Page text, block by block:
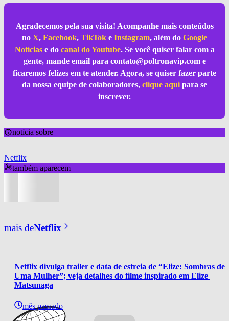
Agradecemos pela sua visita! Acompanhe mais conteúdos
no X, Facebook, TikTok e Instagram, além do Google
Notíciase docanal do Youtube. Se você quiser falar com a
gente, mande email para contato@poltronavip.come
ficaremos felizes em te atender. Agora, se quiser fazer parte
da nossa equipe de colaboradores, clique aqui para se
inscrever.
notícia sobre
Netflix
também aparecem
mais deNetflix
Netflix divulga trailer e data de estreia de “Elize: Sombras de
Uma Mulher”; veja detalhes do filme inspirado em Elize
Matsunaga
mês passado